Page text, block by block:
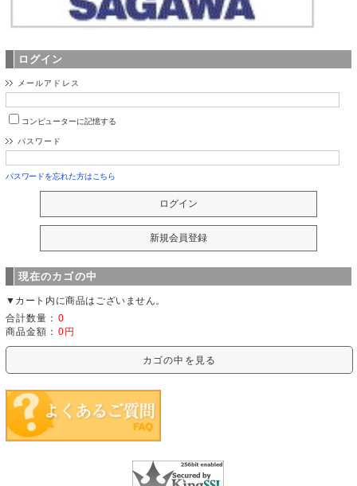
ログイン
メールアドレス
コンピューターに記憶する
パスワード
パスワードを忘れた方はこちら
現在のカゴの中
▼カート内に商品はございません。
合計数量： 0
商品金額： 0円
カゴの中を見る